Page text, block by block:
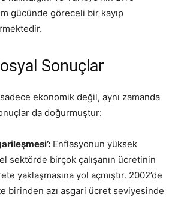
gücünde göreceli bir kayıp
.
Sonuçlar
ekonomik değil, aynı zamanda
da doğurmuştur:
Enflasyonun yüksek
sektörde birçok çalışanın ücretinin
yaklaşmasına yol açmıştır. 2002’de
birinden azı asgari ücret seviyesinde